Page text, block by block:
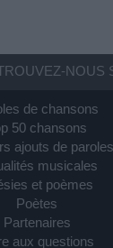
NOUS
de chansons
50 chansons
ajouts de paroles
musicales
et poèmes
Poètes
Partenaires
aux questions